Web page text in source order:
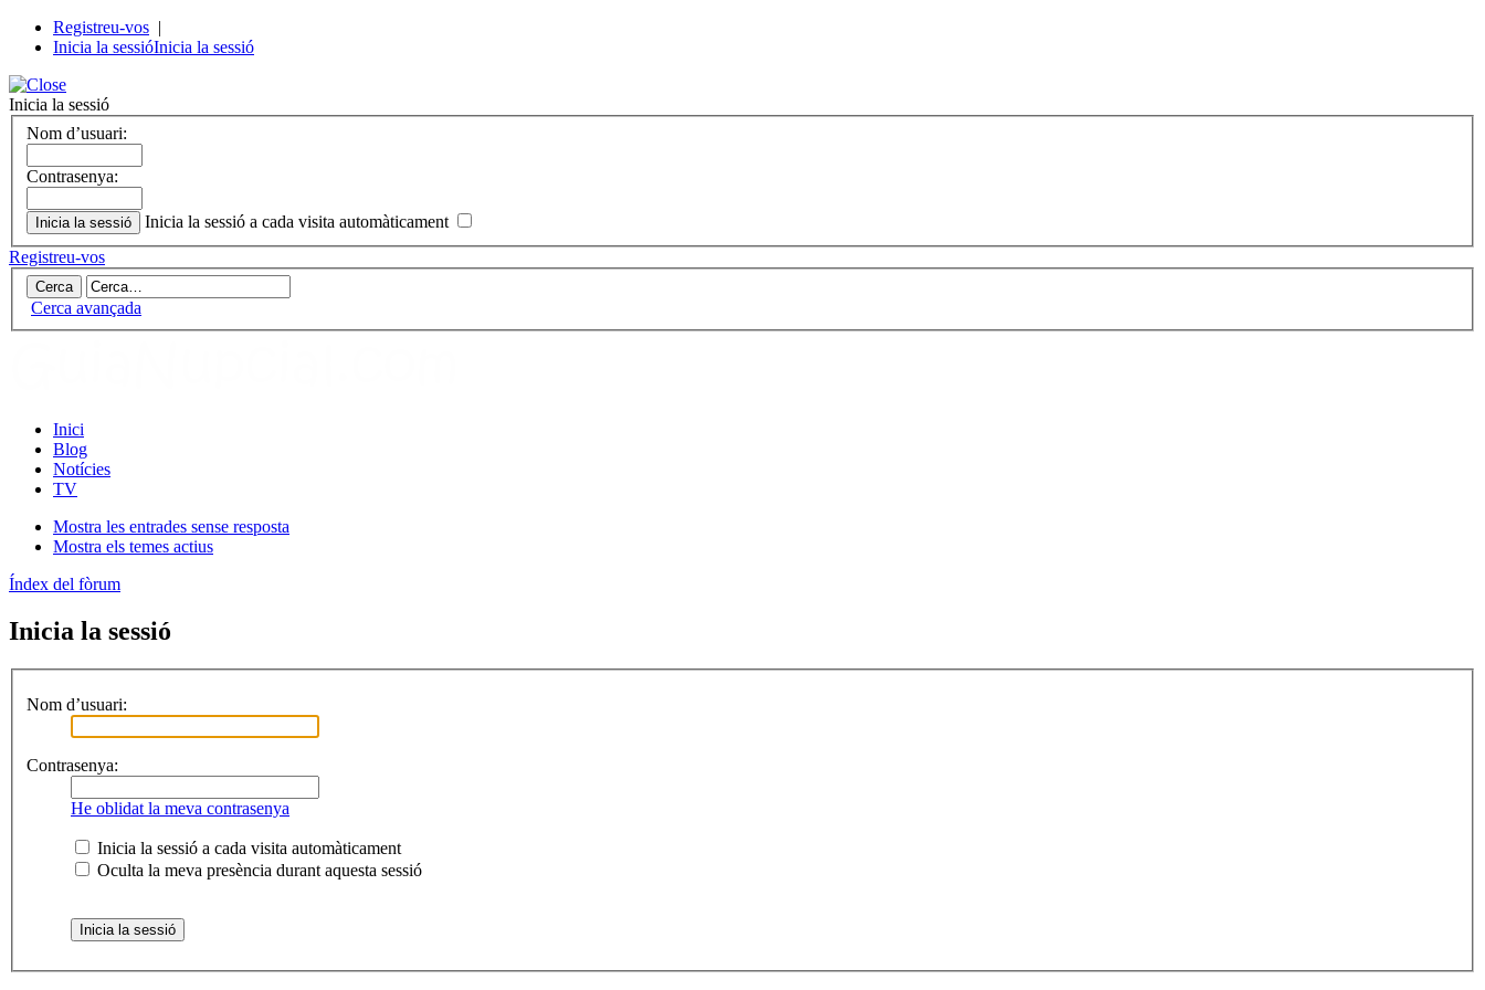
Registreu-vos |
Inicia la sessióInicia la sessió
Inicia la sessió
Nom d’usuari:
Contrasenya:
Inicia la sessió a cada visita automàticament
Registreu-vos
Cerca avançada
Inici
Blog
Notícies
TV
Mostra les entrades sense resposta
Mostra els temes actius
Índex del fòrum
Inicia la sessió
Nom d’usuari:
Contrasenya:
He oblidat la meva contrasenya
Inicia la sessió a cada visita automàticament
Oculta la meva presència durant aquesta sessió